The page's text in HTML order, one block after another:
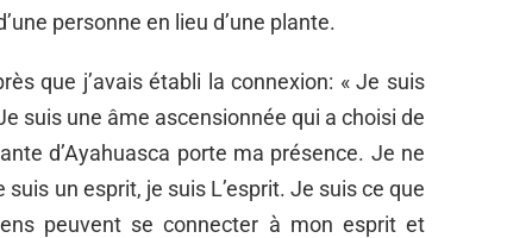
personne en lieu d’une plante.
que j’avais établi la connexion: « Je suis
suis une âme ascensionnée qui a choisi de
d’Ayahuasca porte ma présence. Je ne
un esprit, je suis L’esprit. Je suis ce que
peuvent se connecter à mon esprit et